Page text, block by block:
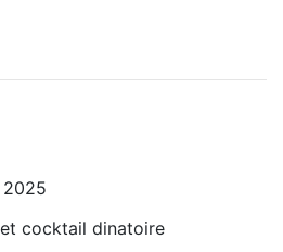
2025
cocktail dinatoire